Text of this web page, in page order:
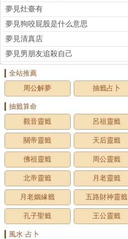
夢見灶臺有
夢見狗咬屁股是什么意思
夢見清真店
夢見男朋友追殺自己
全站推薦
周公解夢
抽籤占卜
抽籤算命
觀音靈籤
呂祖靈籤
關帝靈籤 天后靈籤
佛祖靈籤 周公靈籤
北帝靈籤 月老靈籤
月老姻緣籤 五路財神靈籤
孔子聖籤 王公靈籤
風水·占卜